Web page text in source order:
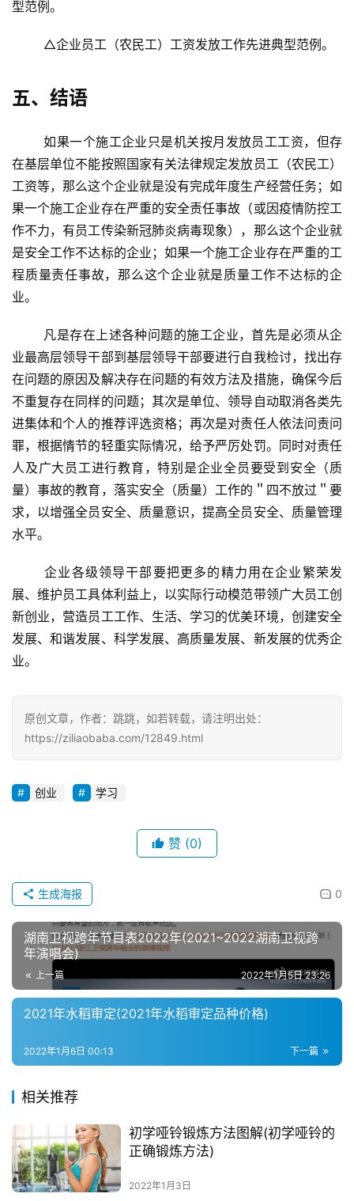
诗
型范例。
	△企业员工（农民工）工资发放工作先进典型范例。
五、结语
	如果一个施工企业只是机关按月发放员工工资，但存
在基层单位不能按照国家有关法律规定发放员工（农民工）
工资等，那么这个企业就是没有完成年度生产经营任务；如
果一个施工企业存在严重的安全责任事故（或因疫情防控工
作不力，有员工传染新冠肺炎病毒现象），那么这个企业就
是安全工作不达标的企业；如果一个施工企业存在严重的工
程质量责任事故，那么这个企业就是质量工作不达标的企
业。
业最高层领导干部到基层领导干部要进行自我检讨，找出存
在问题的原因及解决存在问题的有效方法及措施，确保今后
不重复存在同样的问题；其次是单位、领导自动取消各类先
进集体和个人的推荐评选资格；再次是对责任人依法问责问
罪，根据情节的轻重实际情况，给予严厉处罚。同时对责任
人及广大员工进行教育，特别是企业全员要受到安全（质
量）事故的教育，落实安全（质量）工作的＂四不放过＂要
求，以增强全员安全、质量意识，提高全员安全、质量管理
水平。
	企业各级领导干部要把更多的精力用在企业繁荣发
展、维护员工具体利益上，以实际行动模范带领广大员工创
新创业，营造员工工作、生活、学习的优美环境，创建安全
发展、和谐发展、科学发展、高质量发展、新发展的优秀企
业。
原创文章，作者：跳跳，如若转载，请注明出处：
https://ziliaobaba.com/12849.html
创业 学习
赞 (0)
0
生成海报
湖南卫视跨年节目表2022年(2021~2022湖南卫视跨
年演唱会)
上一篇 2022年1月5日 23:26
2021年水稻审定(2021年水稻审定品种价格)
下一篇
2022年1月6日 00:13
相关推荐
初学哑铃锻炼方法图解(初学哑铃的
正确锻炼方法)
2022年1月3日